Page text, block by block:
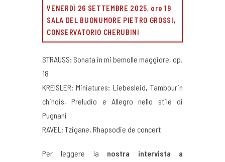
VENERDÌ 26 SETTEMBRE 2025, ore 19
SALA DEL BUONUMORE PIETRO GROSSI,
CONSERVATORIO CHERUBINI
STRAUSS: Sonata in mi bemolle maggiore, op.
18
KREISLER: Miniatures: ⁠Liebesleid, Tambourin
chinois, Preludio e Allegro nello stile di
Pugnani
RAVEL: Tzigane, Rhapsodie de concert
Per leggere la nostra intervista a